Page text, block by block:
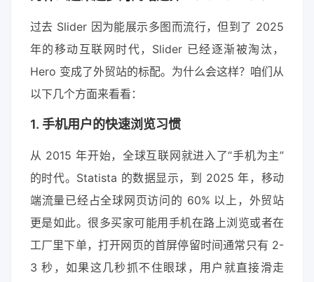
过去 Slider 因为能展示多图而流行，但到了 2025
年的移动互联网时代，Slider 已经逐渐被淘汰，
Hero 变成了外贸站的标配。为什么会这样？咱们从
以下几个方面来看看：
1. 手机用户的快速浏览习惯
从 2015 年开始，全球互联网就进入了“手机为主”
的时代。Statista 的数据显示，到 2025 年，移动
端流量已经占全球网页访问的 60% 以上，外贸站
更是如此。很多买家可能用手机在路上浏览或者在
工厂里下单，打开网页的首屏停留时间通常只有 2-
3 秒，如果这几秒抓不住眼球，用户就直接滑走